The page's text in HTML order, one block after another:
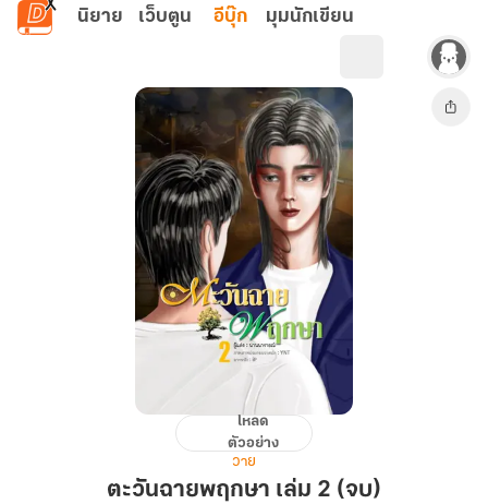
ข้ามไปยังเนื้อหาหลัก
นิยาย เว็บตูน อีบุ๊ก มุมนักเขียน
ตะวัน
พฤกษา
โหลด
ตัวอย่าง
วาย
ตะวันฉายพฤกษา เล่ม 2 (จบ)